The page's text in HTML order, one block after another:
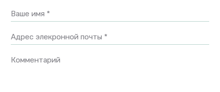
Ваше имя *
Адрес элекронной почты *
Комментарий